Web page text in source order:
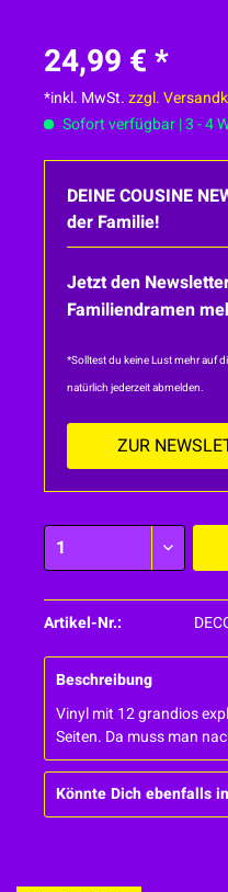
24,99 € *
*inkl. MwSt.zzgl.
Sofort verfügbar | 3 - 4
DEINE COUSINE
der Familie!
Jetzt den
Familiendramen
*Solltest du keine Lust mehr auf
natürlich jederzeit abmelden.
ZUR
Artikel-Nr.:
Beschreibung
Vinyl mit 12 grandios
Seiten. Da muss man
Könnte Dich ebenfalls